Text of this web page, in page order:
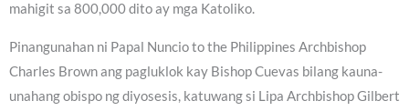
mahigit sa 800,000 dito ay mga Katoliko.
Pinangunahan ni Papal Nuncio to the Philippines Archbishop
Charles Brown ang pagluklok kay Bishop Cuevas bilang kauna-
unahang obispo ng diyosesis, katuwang si Lipa Archbishop Gilbert